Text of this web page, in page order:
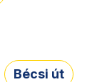
Bécsi út